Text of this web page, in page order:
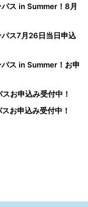
ス in Summer！8月
ス7月26日当日申込
ス in Summer！お申
お申込み受付中！
お申込み受付中！